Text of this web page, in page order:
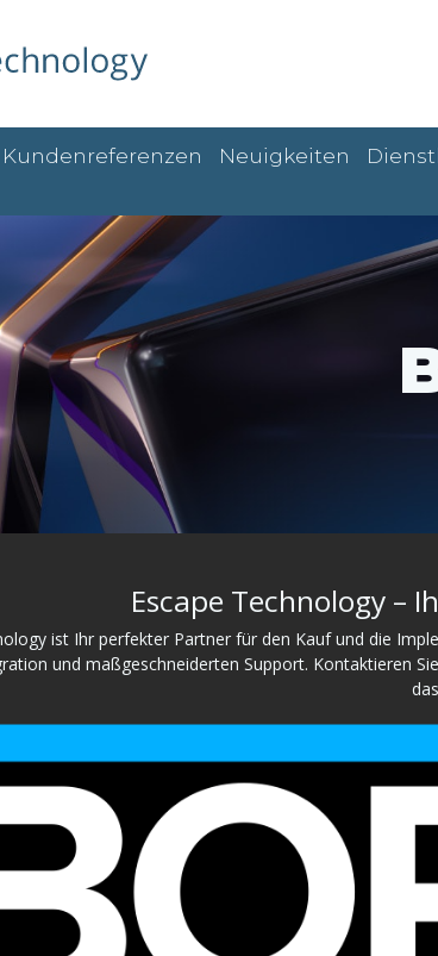
Kundenreferenzen Neuigkeiten
Escape Technology –
ist Ihr perfekter Partner für den Kauf und die
und maßgeschneiderten Support. Kontaktieren